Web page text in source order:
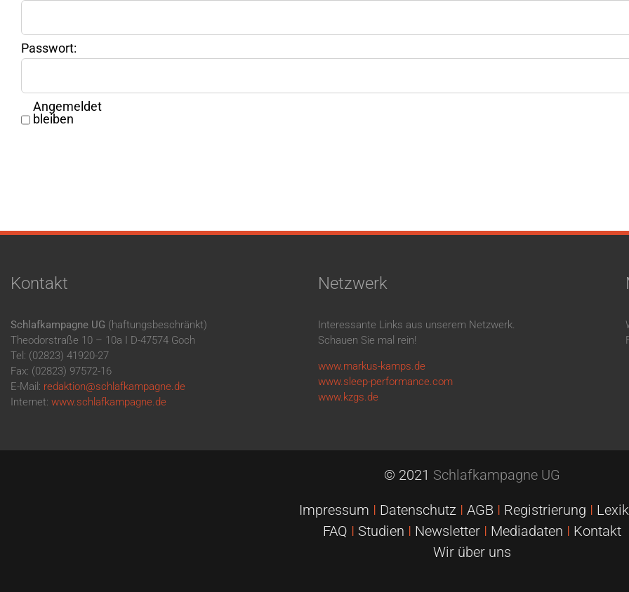
Passwort:
Angemeldet
bleiben
Kontakt
Schlafkampagne UG (haftungsbeschränkt)
Theodorstraße 10 – 10a I D-47574 Goch
Tel: (02823) 41920-27
Fax: (02823) 97572-16
E-Mail: redaktion@schlafkampagne.de
Internet: www.schlafkampagne.de
Netzwerk
Interessante Links aus unserem Netzwerk.
Schauen Sie mal rein!
www.markus-kamps.de
www.sleep-performance.com
www.kzgs.de
© 2021 Schlafkampagne UG
Impressum I Datenschutz I AGB I Registrierung I
FAQ I Studien I Newsletter I Mediadaten I Kontakt
Wir über uns